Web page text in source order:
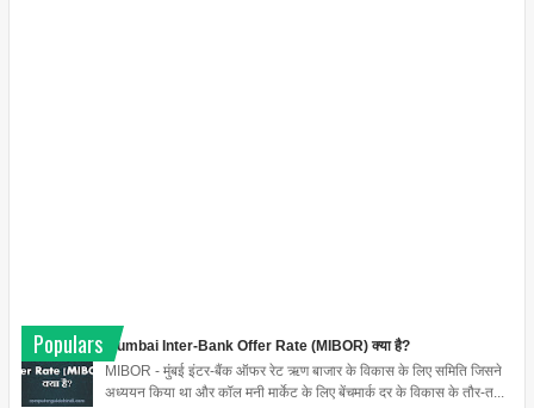
Populars
Mumbai Inter-Bank Offer Rate (MIBOR) क्या है?
MIBOR - मुंबई इंटर-बैंक ऑफर रेट ऋण बाजार के विकास के लिए समिति जिसने
अध्ययन किया था और कॉल मनी मार्केट के लिए बेंचमार्क दर के विकास के तौर-त...